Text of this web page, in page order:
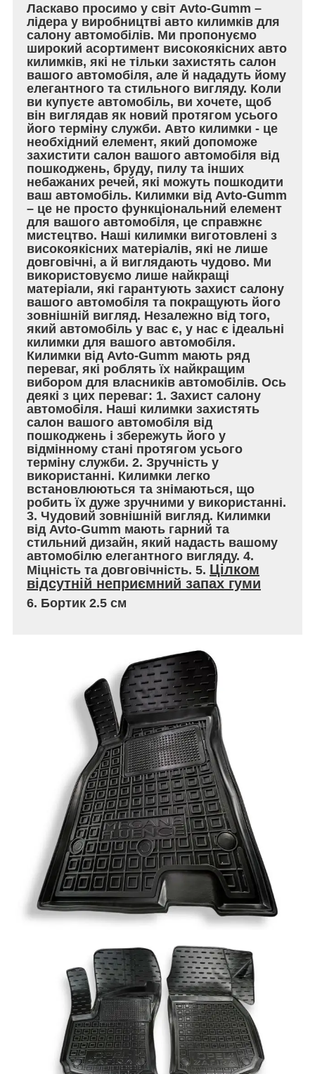
Ласкаво просимо у світ Avto-Gumm –
лідера у виробництві авто килимків для
салону автомобілів. Ми пропонуємо
широкий асортимент високоякісних авто
килимків, які не тільки захистять салон
вашого автомобіля, але й нададуть йому
елегантного та стильного вигляду. Коли
ви купуєте автомобіль, ви хочете, щоб
він виглядав як новий протягом усього
його терміну служби. Авто килимки - це
необхідний елемент, який допоможе
захистити салон вашого автомобіля від
пошкоджень, бруду, пилу та інших
небажаних речей, які можуть пошкодити
ваш автомобіль. Килимки від Avto-Gumm
– це не просто функціональний елемент
для вашого автомобіля, це справжнє
мистецтво. Наші килимки виготовлені з
високоякісних матеріалів, які не лише
довговічні, а й виглядають чудово. Ми
використовуємо лише найкращі
матеріали, які гарантують захист салону
вашого автомобіля та покращують його
зовнішній вигляд. Незалежно від того,
який автомобіль у вас є, у нас є ідеальні
килимки для вашого автомобіля.
Килимки від Avto-Gumm мають ряд
переваг, які роблять їх найкращим
вибором для власників автомобілів. Ось
деякі з цих переваг: 1. Захист салону
автомобіля. Наші килимки захистять
салон вашого автомобіля від
пошкоджень і збережуть його у
відмінному стані протягом усього
терміну служби. 2. Зручність у
використанні. Килимки легко
встановлюються та знімаються, що
робить їх дуже зручними у використанні.
3. Чудовий зовнішній вигляд. Килимки
від Avto-Gumm мають гарний та
стильний дизайн, який надасть вашому
автомобілю елегантного вигляду. 4.
Міцність та довговічність. 5. Цілком
відсутній неприємний запах гуми
6. Бортик 2.5 см